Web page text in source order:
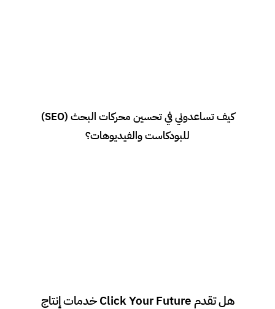
كيف تساعدوني في تحسين محركات البحث (SEO)
للبودكاست والفيديوهات؟
لضمان ظهور محتواك في نتائج البحث على منصات البودكاست والفيديو.
هل تقدم Click Your Future خدمات إنتاج
نعم، تقدم الشركة خدمات إعداد المحتوى. كتابة اسكريبت يوتيوب